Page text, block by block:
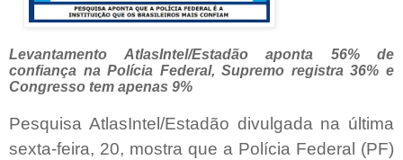
Levantamento AtlasIntel/Estadão aponta 56% de
confiança na Polícia Federal, Supremo registra 36% e
Congresso tem apenas 9%
Pesquisa AtlasIntel/Estadão divulgada na última
sexta-feira, 20, mostra que a Polícia Federal (PF)